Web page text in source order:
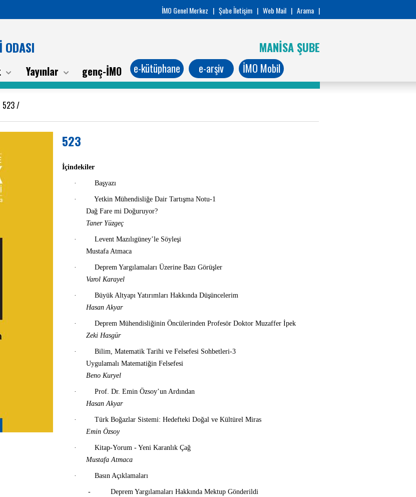
İMO Genel Merkez | Şube İletişim | Web Mail | Arama |
ODASI MANİSA ŞUBE
Yayınlar genç-İMO e-kütüphane e-arşiv İMO Mobil
523/
523
İçindekiler
· Başyazı
·
Yetkin Mühendisliğe Dair Tartışma Notu-1
Dağ Fare mi Doğuruyor?
Taner Yüzgeç
·
Levent Mazılıgüney’le Söyleşi
Mustafa Atmaca
·
Deprem Yargılamaları Üzerine Bazı Görüşler
Varol Karayel
·
Büyük Altyapı Yatırımları Hakkında Düşüncelerim
Hasan Akyar
·
Deprem Mühendisliğinin Öncülerinden Profesör Doktor Muzaffer İpek
Zeki Hasgür
·
Bilim, Matematik Tarihi ve Felsefesi Sohbetleri-3
Uygulamalı Matematiğin Felsefesi
Beno Kuryel
·
Prof. Dr. Emin Özsoy’un Ardından
Hasan Akyar
·
Türk Boğazlar Sistemi: Hedefteki Doğal ve Kültürel Miras
Emin Özsoy
·
Kitap-Yorum - Yeni Karanlık Çağ
Mustafa Atmaca
· Basın Açıklamaları
- Deprem Yargılamaları Hakkında Mektup Gönderildi